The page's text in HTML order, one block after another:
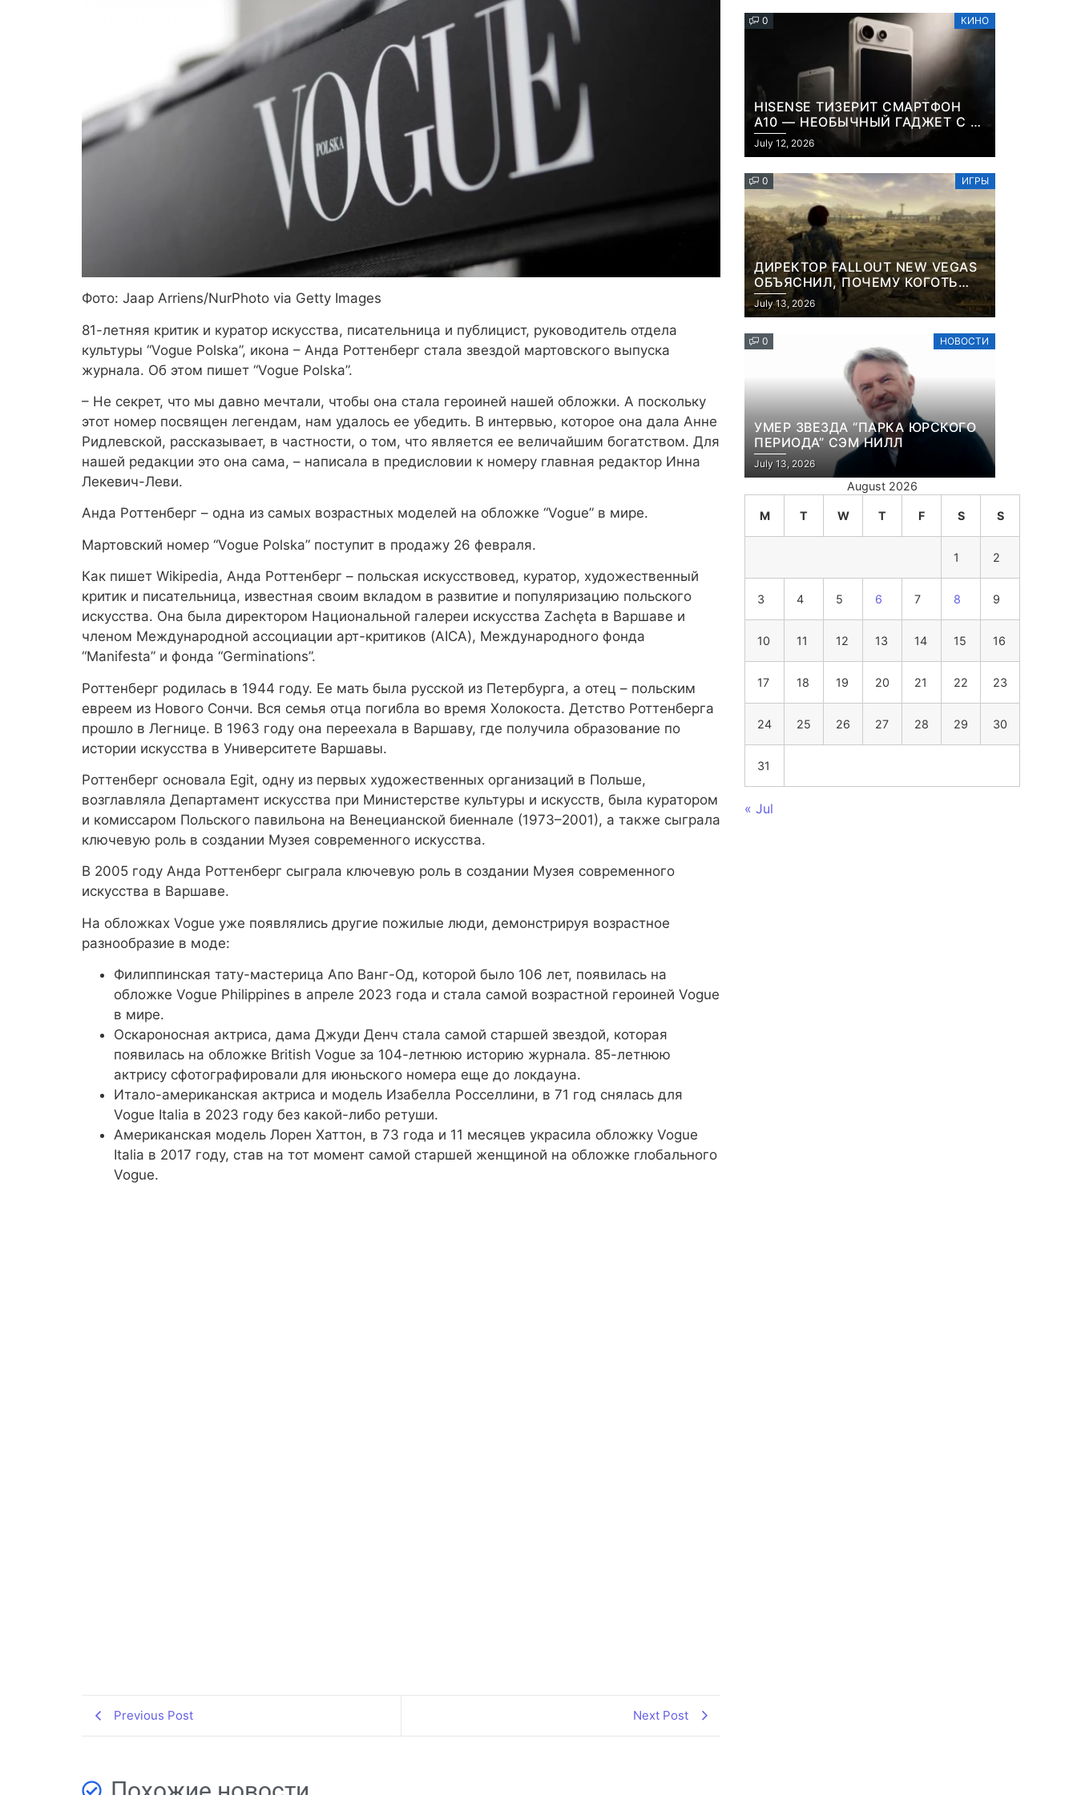
Фото: Jaap Arriens/NurPhoto via Getty Images
81-летняя критик и куратор искусства, писательница и публицист, руководитель отдела
культуры “Vogue Polska”, икона – Анда Роттенберг стала звездой мартовского выпуска
журнала. Об этом пишет “Vogue Polska”.
– Не секрет, что мы давно мечтали, чтобы она стала героиней нашей обложки. А поскольку
этот номер посвящен легендам, нам удалось ее убедить. В интервью, которое она дала Анне
Ридлевской, рассказывает, в частности, о том, что является ее величайшим богатством. Для
нашей редакции это она сама, – написала в предисловии к номеру главная редактор Инна
Лекевич-Леви.
Анда Роттенберг – одна из самых возрастных моделей на обложке “Vogue” в мире.
Мартовский номер “Vogue Polska” поступит в продажу 26 февраля.
Как пишет Wikipedia, Анда Роттенберг – польская искусствовед, куратор, художественный
критик и писательница, известная своим вкладом в развитие и популяризацию польского
искусства. Она была директором Национальной галереи искусства Zachęta в Варшаве и
членом Международной ассоциации арт-критиков (AICA), Международного фонда
“Manifesta” и фонда “Germinations”.
Роттенберг родилась в 1944 году. Ее мать была русской из Петербурга, а отец – польским
евреем из Нового Сончи. Вся семья отца погибла во время Холокоста. Детство Роттенберга
прошло в Легнице. В 1963 году она переехала в Варшаву, где получила образование по
истории искусства в Университете Варшавы.
Роттенберг основала Egit, одну из первых художественных организаций в Польше,
возглавляла Департамент искусства при Министерстве культуры и искусств, была куратором
и комиссаром Польского павильона на Венецианской биеннале (1973–2001), а также сыграла
ключевую роль в создании Музея современного искусства.
В 2005 году Анда Роттенберг сыграла ключевую роль в создании Музея современного
искусства в Варшаве.
На обложках Vogue уже появлялись другие пожилые люди, демонстрируя возрастное
разнообразие в моде:
Филиппинская тату-мастерица Апо Ванг-Од, которой было 106 лет, появилась на
обложке Vogue Philippines в апреле 2023 года и стала самой возрастной героиней Vogue
в мире.
Оскароносная актриса, дама Джуди Денч стала самой старшей звездой, которая
появилась на обложке British Vogue за 104-летнюю историю журнала. 85-летнюю
актрису сфотографировали для июньского номера еще до локдауна.
Итало-американская актриса и модель Изабелла Росселлини, в 71 год снялась для
Vogue Italia в 2023 году без какой-либо ретуши.
Американская модель Лорен Хаттон, в 73 года и 11 месяцев украсила обложку Vogue
Italia в 2017 году, став на тот момент самой старшей женщиной на обложке глобального
Vogue.
Previous Post Next Post
0 КИНО
HISENSE ТИЗЕРИТ СМАРТФОН
A10 — НЕОБЫЧНЫЙ ГАДЖЕТ С E-
INK-ЭКРАНОМ И СЪЕМНОЙ LCD-
ПАНЕЛЬЮ ДЛЯ ЦВЕТНОГО
July 12, 2026
0 ИГРЫ
ДИРЕКТОР FALLOUT NEW VEGAS
ОБЪЯСНИЛ, ПОЧЕМУ КОГОТЬ
СМЕРТИ У КАРЬЕРА НАМЕРЕННО
СНОСИТ ВАМ ГОЛОВУ
July 13, 2026
0 НОВОСТИ
УМЕР ЗВЕЗДА “ПАРКА ЮРСКОГО
ПЕРИОДА” СЭМ НИЛЛ
July 13, 2026
August 2026
M T W T F S S
1 2
3 4 5 6 7 8 9
10 11 12 13 14 15 16
17 18 19 20 21 22 23
24 25 26 27 28 29 30
31
« Jul